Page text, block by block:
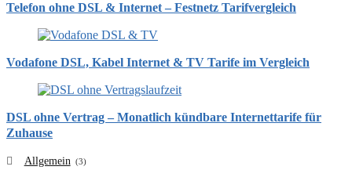
Telefon ohne DSL & Internet – Festnetz Tarifvergleich
Vodafone DSL, Kabel Internet & TV Tarife im Vergleich
DSL ohne Vertrag – Monatlich kündbare Internettarife für
Zuhause
Allgemein (3)